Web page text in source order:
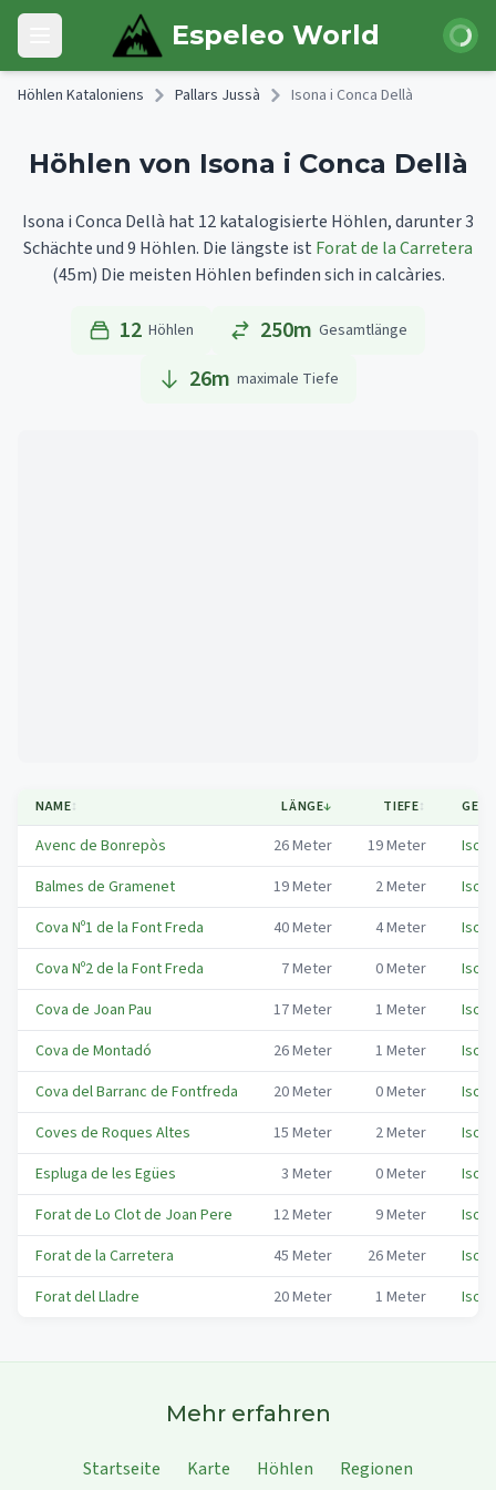
Skip to main content
Open main menu Espeleo World
Höhlen Kataloniens Pallars Jussà Isona i Conca Dellà
Höhlen von Isona i Conca Dellà
Isona i Conca Dellà hat 12 katalogisierte Höhlen, darunter 3
Schächte und 9 Höhlen. Die längste ist Forat de la Carretera
(45m) Die meisten Höhlen befinden sich in calcàries.
12 Höhlen 250m Gesamtlänge
26m maximale Tiefe
NAME↕ LÄNGE↓ TIEFE↕
Avenc de Bonrepòs 26Meter 19Meter
Balmes de Gramenet
19Meter 2Meter
Cova Nº1 de la Font Freda
40Meter 4Meter
Cova Nº2 de la Font Freda
7Meter 0Meter
Cova de Joan Pau
17Meter 1 Meter
Cova de Montadó
26Meter 1 Meter
Cova del Barranc de Fontfreda
20Meter 0Meter
Coves de Roques Altes
15 Meter 2Meter
Espluga de les Egües
3 Meter 0Meter
Forat de Lo Clot de Joan Pere
12Meter 9Meter
Forat de la Carretera
45 Meter 26Meter
Forat del Lladre
20Meter 1 Meter
Mehr erfahren
Startseite Karte Höhlen Regionen